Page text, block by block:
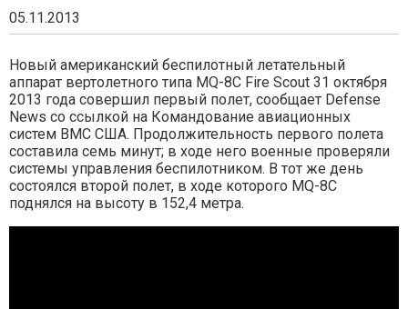
05.11.2013
Новый американский беспилотный летательный
аппарат вертолетного типа MQ-8C Fire Scout 31 октября
2013 года совершил первый полет, сообщает Defense
News со ссылкой на Командование авиационных
систем ВМС США. Продолжительность первого полета
составила семь минут; в ходе него военные проверяли
системы управления беспилотником. В тот же день
состоялся второй полет, в ходе которого MQ-8C
поднялся на высоту в 152,4 метра.